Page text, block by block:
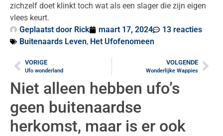
zichzelf doet klinkt toch wat als een slager die zijn eigen
vlees keurt.
Geplaatst door Rick maart 17, 2024
13 reacties
Buitenaards Leven, Het Ufofenomeen
VORIGE
Ufo wonderland
VOLGENDE
Wonderlijke Wappies
Niet alleen hebben ufo’s
geen buitenaardse
herkomst, maar is er ook